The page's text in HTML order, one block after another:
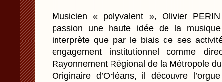
Musicien « polyvalent », Olivier
passion une haute idée de la
interprète que par le biais de ses
engagement institutionnel comme
Rayonnement Régional de la Métropole
Originaire d’Orléans, il découvre